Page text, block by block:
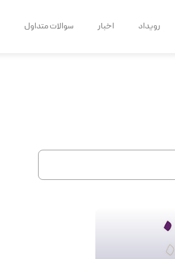
رویداد اخبار سوالات متداول